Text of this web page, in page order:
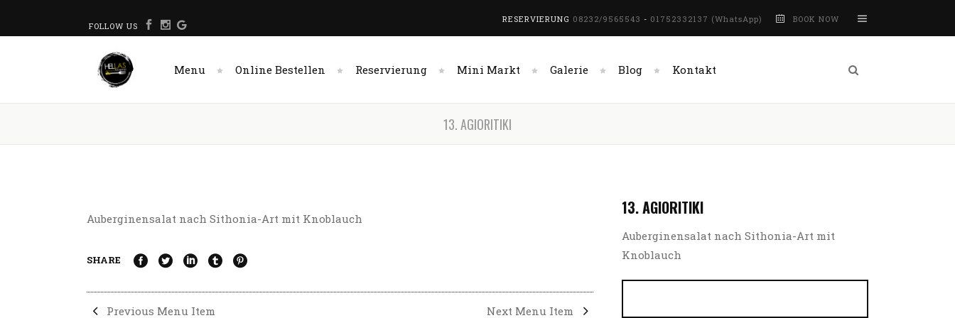
FOLLOW US
RESERVIERUNG 08232/9565543 - 01752332137 (WhatsApp) BOOK NOW
Menu Online Bestellen Reservierung Mini Markt Galerie Blog Kontakt
13. AGIORITIKI
Auberginensalat nach Sithonia-Art mit Knoblauch
SHARE
Previous Menu Item Next Menu Item
13. AGIORITIKI
Auberginensalat nach Sithonia-Art mit
Knoblauch